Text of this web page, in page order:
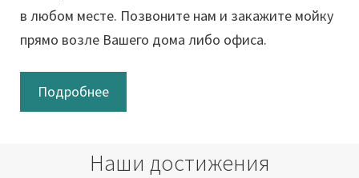
в любом месте. Позвоните нам и закажите мойку
прямо возле Вашего дома либо офиса.
Подробнее
Наши достижения